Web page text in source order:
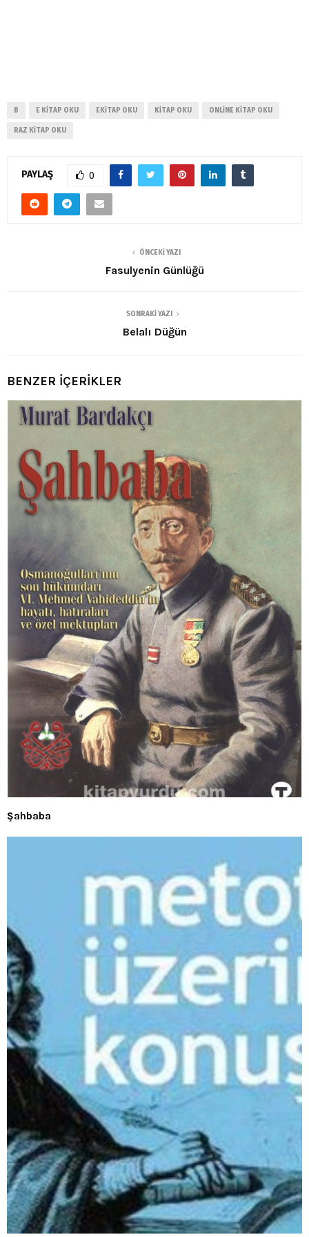
B E KITAP OKU EKITAP OKU KITAP OKU ONLINE KITAP OKU
RAZ KITAP OKU
PAYLAŞ 0
ÖNCEKI YAZI
Fasulyenin Günlüğü
SONRAKI YAZI
Belalı Düğün
BENZER İÇERİKLER
Şahbaba